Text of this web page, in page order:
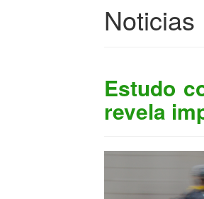
Noticias
Estudo
revela